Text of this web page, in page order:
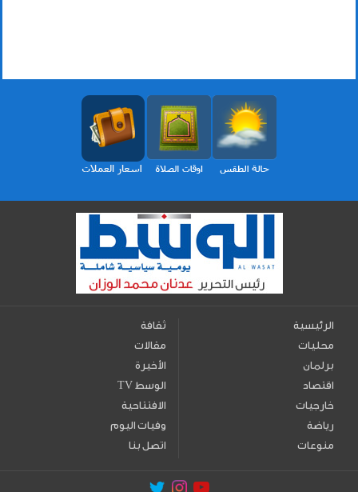
الرئيسية
محليات
برلمان
اقتصاد
خارجيات
رياضة
منوعات
ثقافة
مقالات
الأخيرة
TV الوسط
الافتتاحية
وفيات اليوم
اتصل بنا